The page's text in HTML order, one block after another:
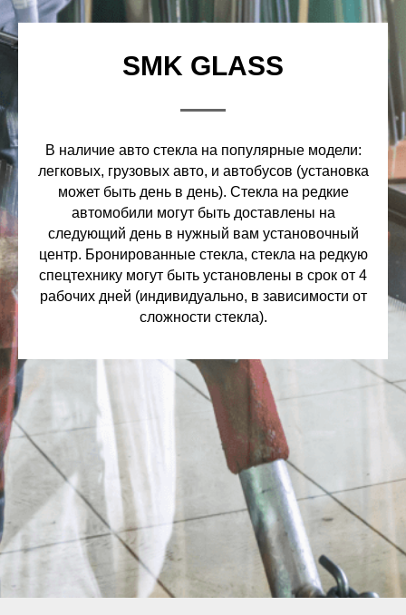
SMK GLASS
В наличие авто стекла на популярные модели:
легковых, грузовых авто, и автобусов (установка
может быть день в день). Стекла на редкие
автомобили могут быть доставлены на
следующий день в нужный вам установочный
центр. Бронированные стекла, стекла на редкую
спецтехнику могут быть установлены в срок от 4
рабочих дней (индивидуально, в зависимости от
сложности стекла).